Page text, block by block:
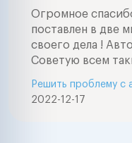
Огромное
поставлен в две
своего дела !
Советую всем
2022-12-17
Решить проблему с